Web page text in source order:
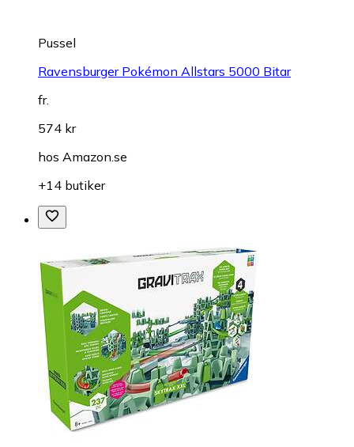
Pussel
Ravensburger Pokémon Allstars 5000 Bitar
fr.
574 kr
hos Amazon.se
+14 butiker